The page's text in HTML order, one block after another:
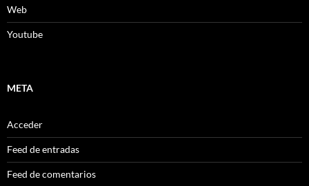
Web
Youtube
META
Acceder
Feed de entradas
Feed de comentarios